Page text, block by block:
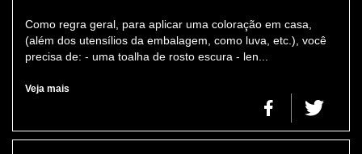
Como regra geral, para aplicar uma coloração em casa,
(além dos utensílios da embalagem, como luva, etc.), você
precisa de: - uma toalha de rosto escura - len...
Veja mais